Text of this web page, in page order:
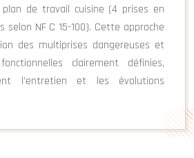
de travail cuisine (4 prises en
selon NF C 15-100). Cette approche
des multiprises dangereuses et
clairement définies,
l’entretien et les évolutions